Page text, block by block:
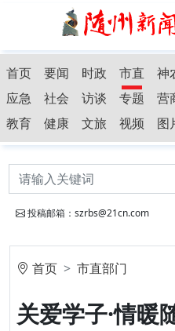
首页 要闻 时政 市直 神
应急
社会 访谈 专题 营
教育
健康 文旅 视频 图
投稿邮箱：szrbs@21cn.com
首页 市直部门
关爱学子·情暖